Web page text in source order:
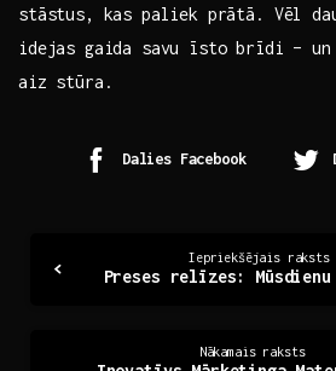
stāstus, kas ​paliek prātā. Vēl⁤
idejas gaida savu īsto⁢ brīdi –⁢
aiz stūra.
Dalies Facebook
Reading
Iepriekšējais raksts
Nākamais raksts